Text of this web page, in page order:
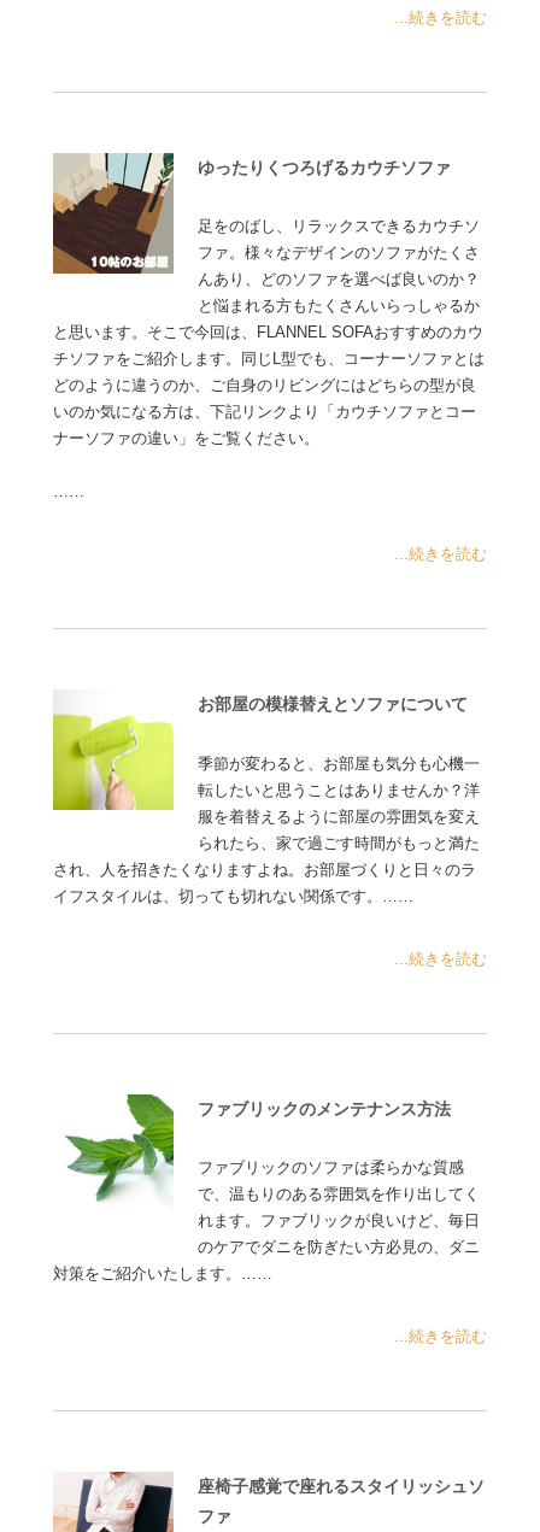
...続きを読む
ゆったりくつろげるカウチソファ
足をのばし、リラックスできるカウチソ
ファ。様々なデザインのソファがたくさ
んあり、どのソファを選べば良いのか？
と悩まれる方もたくさんいらっしゃるか
と思います。そこで今回は、FLANNEL SOFAおすすめのカウ
チソファをご紹介します。同じL型でも、コーナーソファとは
どのように違うのか、ご自身のリビングにはどちらの型が良
いのか気になる方は、下記リンクより「カウチソファとコー
ナーソファの違い」をご覧ください。
……
...続きを読む
お部屋の模様替えとソファについて
季節が変わると、お部屋も気分も心機一
転したいと思うことはありませんか？洋
服を着替えるように部屋の雰囲気を変え
られたら、家で過ごす時間がもっと満た
され、人を招きたくなりますよね。お部屋づくりと日々のラ
イフスタイルは、切っても切れない関係です。……
...続きを読む
ファブリックのメンテナンス方法
ファブリックのソファは柔らかな質感
で、温もりのある雰囲気を作り出してく
れます。ファブリックが良いけど、毎日
のケアでダニを防ぎたい方必見の、ダニ
対策をご紹介いたします。……
...続きを読む
座椅子感覚で座れるスタイリッシュソ
ファ